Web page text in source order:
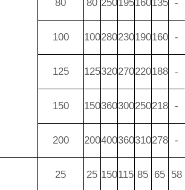
80 80 250195160135 -
100 100280230190160 -
125 125320270220188 -
150 150360300250218 -
200 200400360310278 -
25 25 150115 85 65 58